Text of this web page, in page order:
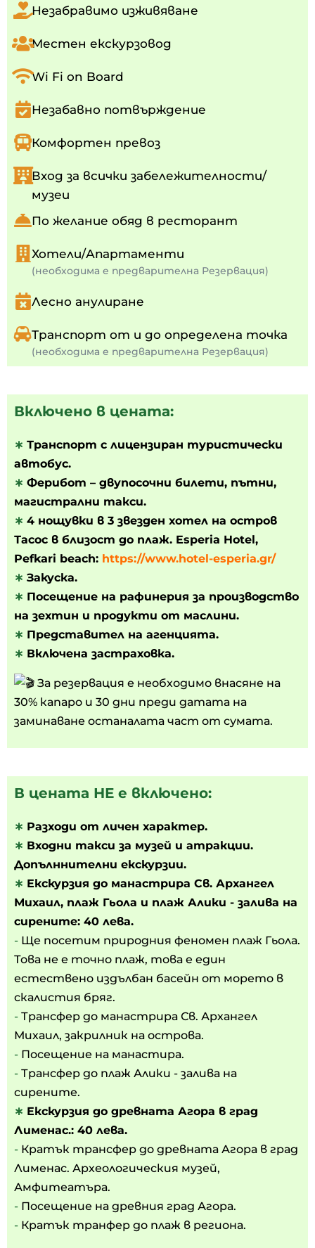
Незабравимо изживяване
Местен екскурзовод
Wi Fi on Board
Незабавно потвърждение
Комфортен превоз
Вход за всички забележителности/
музеи
По желание обяд в ресторант
Хотели/Апартаменти
(необходима е предварителна Резервация)
Лесно анулиране
Транспорт от и до определена точка
(необходима е предварителна Резервация)
Включено в цената:
∗ Транспорт с лицензиран туристически
автобус.
∗ Ферибот – двупосочни билети, пътни,
магистрални такси.
∗ 4 нощувки в 3 звезден хотел на остров
Тасос в близост до плаж. Esperia Hotel,
Pefkari beach: https://www.hotel-esperia.gr/
∗ Закуска.
∗ Посещение на рафинерия за производство
на зехтин и продукти от маслини.
∗ Представител на агенцията.
∗ Включена застраховка.
За резервация е необходимо внасяне на
30% капаро и 30 дни преди датата на
заминаване останалата част от сумата.
В цената НЕ е включено:
∗ Разходи от личен характер.
∗ Входни такси за музей и атракции.
Допълннителни екскурзии.
∗ Екскурзия до манастрира Св. Архангел
Михаил, плаж Гьола и плаж Алики - залива на
сирените: 40 лева.
- Ще посетим природния феномен плаж Гьола.
Това не е точно плаж, това е един
естествено издълбан басейн от морето в
скалистия бряг.
- Трансфер до манастрира Св. Архангел
Михаил, закрилник на острова.
- Посещение на манастира.
- Трансфер до плаж Алики - залива на
сирените.
∗ Екскурзия до древната Агора в град
Лименас.: 40 лева.
- Кратък трансфер до древната Агора в град
Лименас. Археологическия музей,
Амфитеатъра.
- Посещение на древния град Агора.
- Кратък транфер до плаж в региона.